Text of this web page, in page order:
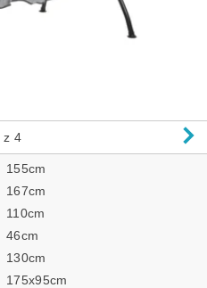
z 4
155cm
167cm
110cm
46cm
130cm
175x95cm